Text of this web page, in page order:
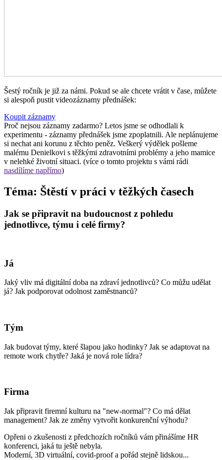
Šestý ročník je již za námi. Pokud se ale chcete vrátit v čase, můžete
si alespoň pustit videozáznamy přednášek:
Koupit záznamy
Proč nejsou záznamy zadarmo? Letos jsme se odhodlali k
experimentu - záznamy přednášek jsme zpoplatnili. Ale neplánujeme
si nechat ani korunu z těchto peněz. Veškerý výdělek pošleme
malému Denielkovi s těžkými zdravotními problémy a jeho mamice
v nelehké životní situaci. (více o tomto projektu s vámi rádi
nasdílíme napřímo)
Téma: Štěstí v práci v těžkých časech
Jak se připravit na budoucnost z pohledu
jednotlivce, týmu i celé firmy?
Já
Jaký vliv má digitální doba na zdraví jednotlivců? Co můžu udělat
já? Jak podporovat odolnost zaměstnanců?
Tým
Jak budovat týmy, které šlapou jako hodinky? Jak se adaptovat na
remote work chytře? Jaká je nová role lídra?
Firma
Jak připravit firemní kulturu na "new-normal"? Co má dělat
management? Jak ze změny vytvořit konkurenční výhodu?
Opřeni o zkušenosti z předchozích ročníků vám přinášíme HR
konferenci, jaká tu ještě nebyla.
Moderní, 3D virtuální, covid-proof a pořád stejně lidskou...